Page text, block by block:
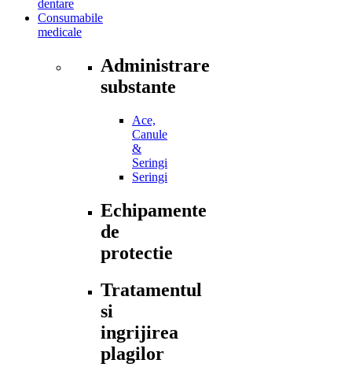
dentare
Consumabile
medicale
Administrare
substante
Ace,
Canule
&
Seringi
Seringi
Echipamente
de
protectie
Tratamentul
si
ingrijirea
plagilor